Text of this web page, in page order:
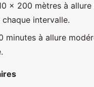
x 200 mètres à
intervalle.
minutes à allure